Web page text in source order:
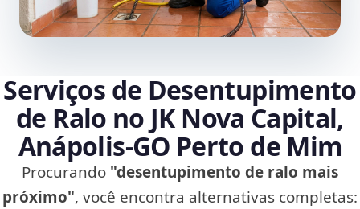
Serviços de Desentupimento
de Ralo no JK Nova Capital,
Anápolis‑GO Perto de Mim
Procurando "desentupimento de ralo mais
próximo", você encontra alternativas completas: